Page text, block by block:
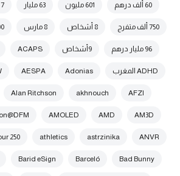
60 ألف درهم 601 مليون 63 مليار 7 أكتوبر
750 ألف متفرج 8 أشخاص 8 مارس
96 مليار درهم 9أشخاص ACAPS
ADHD المغرب Adonias
AESPA
AFZI
akhnouch
Alan Ritchson
AM3D
AMD
AMOLED
ANVR
astrzinika
athletics
250
Bad Bunny
Barceló
Barid eSign